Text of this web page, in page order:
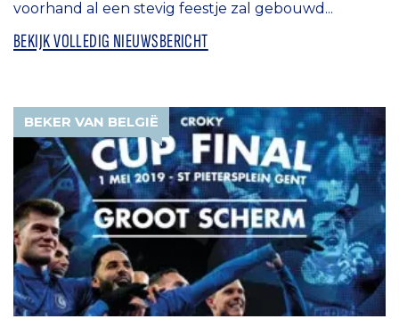
voorhand al een stevig feestje zal gebouwd...
BEKIJK VOLLEDIG NIEUWSBERICHT
BEKER VAN BELGIË